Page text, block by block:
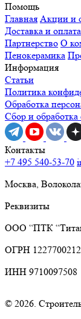
Помощь
Главная Акции и
Доставка и оплата
Партнерство О
Пенокерамика
Информация
Статьи
Политика
Обработка
Сбор и обработка
Контакты
+7 495 540-53-70
Москва,
Реквизиты
ООО “ПТК
ОГРН
ИНН 9710097508
© 2026.